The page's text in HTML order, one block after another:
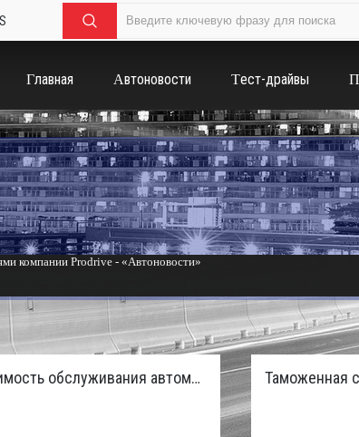
Главная Автоновости Тест-драйвы
компании Prodrive - «Автоновости»
России с бензиновым мотором - «Тюнинг и автоспорт»
Стоимость обслуживания автомобилей в России вырастет из-за дефицита кадров